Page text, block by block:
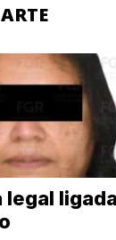
legal